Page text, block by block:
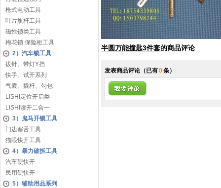
枪式电动工具
叶片旗杆工具
磁性锁类工具
梅花锁.保险柜工具
2）汽车锁工具
拔针、带灯Y挡
快手、试开系列
气囊、撬杆、勾包
LISHI定位开启类
LISHI读开二合一
3）鬼马开锁工具
门边塞舌工具
猫眼快开工具
4）暴力破拆工具
汽车硬快开
民用硬快开
5）辅助用品系列
半圆万能撞匙3件套的商品评论
发表商品评论 （已有0条）